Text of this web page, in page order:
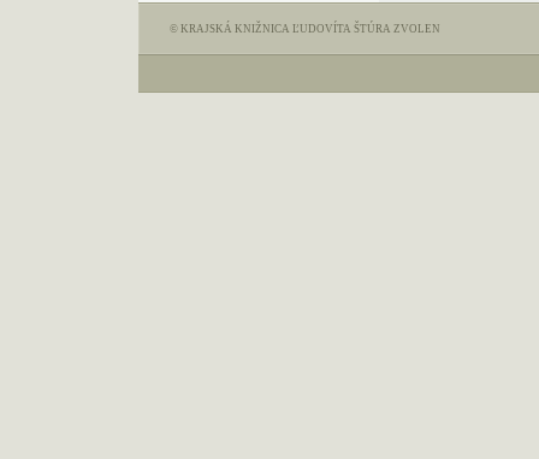
© KRAJSKÁ KNIŽNICA ĽUDOVÍTA ŠTÚRA ZVOLEN